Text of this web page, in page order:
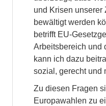
und Krisen unserer
bewältigt werden
betrifft EU-
Arbeitsbereich und
kann ich dazu
sozial, gerecht und
Zu diesen Fragen
Europawahlen zu